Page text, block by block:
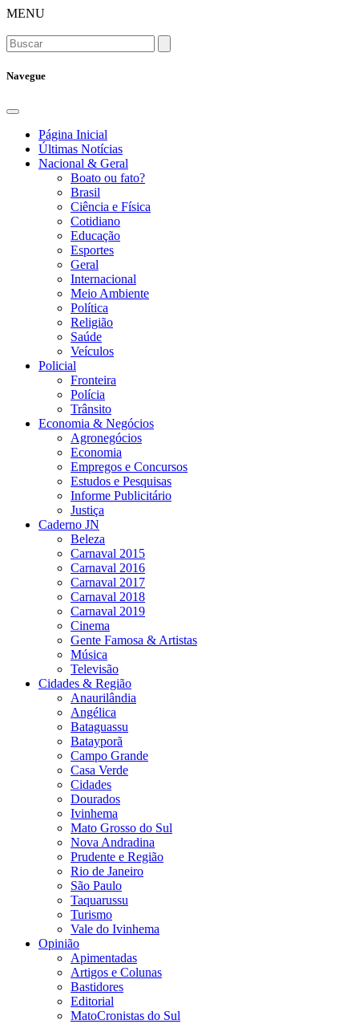
MENU
Navegue
Página Inicial
Últimas Notícias
Nacional & Geral
Boato ou fato?
Brasil
Ciência e Física
Cotidiano
Educação
Esportes
Geral
Internacional
Meio Ambiente
Política
Religião
Saúde
Veículos
Policial
Fronteira
Polícia
Trânsito
Economia & Negócios
Agronegócios
Economia
Empregos e Concursos
Estudos e Pesquisas
Informe Publicitário
Justiça
Caderno JN
Beleza
Carnaval 2015
Carnaval 2016
Carnaval 2017
Carnaval 2018
Carnaval 2019
Cinema
Gente Famosa & Artistas
Música
Televisão
Cidades & Região
Anaurilândia
Angélica
Bataguassu
Batayporã
Campo Grande
Casa Verde
Cidades
Dourados
Ivinhema
Mato Grosso do Sul
Nova Andradina
Prudente e Região
Rio de Janeiro
São Paulo
Taquarussu
Turismo
Vale do Ivinhema
Opinião
Apimentadas
Artigos e Colunas
Bastidores
Editorial
MatoCronistas do Sul